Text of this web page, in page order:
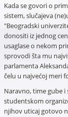
Kada se govori o
sistem, slučajeva
"Beogradski
donositi iz jednog
usaglase o nekom
sprovodi šta mu
parlamenta
čelu u najvećoj meri
Naravno, time gube
studentskom
njihov uticaj gotovo